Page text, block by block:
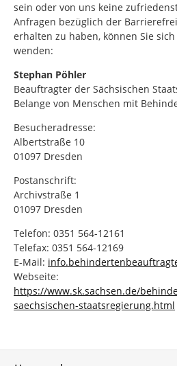
sein oder von uns keine
Anfragen bezüglich der
erhalten zu haben, können Sie
wenden:
Stephan Pöhler
Beauftragter der Sächsischen
Belange von Menschen mit
Besucheradresse:
Albertstraße 10
01097 Dresden
Postanschrift:
Archivstraße 1
01097 Dresden
Telefon: 0351 564-12161
Telefax: 0351 564-12169
E-Mail:
Webseite:
https://www.sk.sachsen.de/
saechsischen-staatsregierung.html